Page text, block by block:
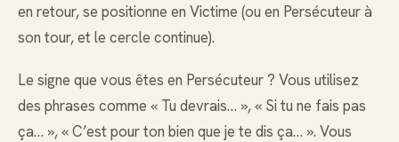
en retour, se positionne en Victime (ou en Persécuteur à
son tour, et le cercle continue).
Le signe que vous êtes en Persécuteur ? Vous utilisez
des phrases comme « Tu devrais… », « Si tu ne fais pas
ça… », « C’est pour ton bien que je te dis ça… ». Vous